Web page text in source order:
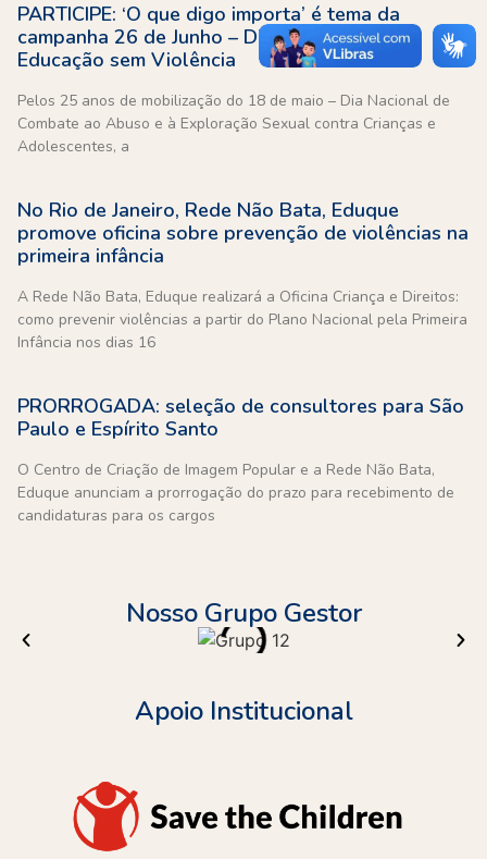
PARTICIPE: ‘O que digo importa’ é tema da
campanha 26 de Junho – Dia Nacional pela
Educação sem Violência
Pelos 25 anos de mobilização do 18 de maio – Dia Nacional de
Combate ao Abuso e à Exploração Sexual contra Crianças e
Adolescentes, a
No Rio de Janeiro, Rede Não Bata, Eduque
promove oficina sobre prevenção de violências na
primeira infância
A Rede Não Bata, Eduque realizará a Oficina Criança e Direitos:
como prevenir violências a partir do Plano Nacional pela Primeira
Infância nos dias 16
PRORROGADA: seleção de consultores para São
Paulo e Espírito Santo
O Centro de Criação de Imagem Popular e a Rede Não Bata,
Eduque anunciam a prorrogação do prazo para recebimento de
candidaturas para os cargos
Nosso Grupo Gestor
Apoio Institucional